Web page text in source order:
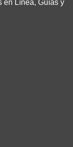
en Línea, Guías y